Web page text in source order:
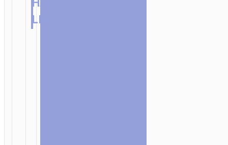
НА
LIGHTNING